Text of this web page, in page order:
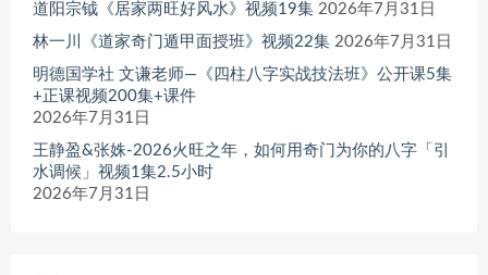
道阳宗钺《居家两旺好风水》视频19集 2026年7月31日
林一川《道家奇门遁甲面授班》视频22集 2026年7月31日
明德国学社 文谦老师—《四柱八字实战技法班》公开课5集
+正课视频200集+课件
2026年7月31日
王静盈&张姝-2026火旺之年，如何用奇门为你的八字「引
水调候」视频1集2.5小时
2026年7月31日